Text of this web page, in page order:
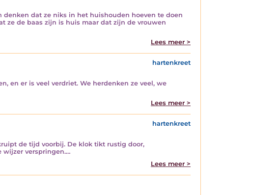
dat ze niks in het huishouden hoeven te doen
ze de baas zijn is huis maar dat zijn de vrouwen
Lees meer >
hartenkreet
en er is veel verdriet. We herdenken ze veel, we
Lees meer >
hartenkreet
de tijd voorbij. De klok tikt rustig door,
wijzer verspringen.…
Lees meer >